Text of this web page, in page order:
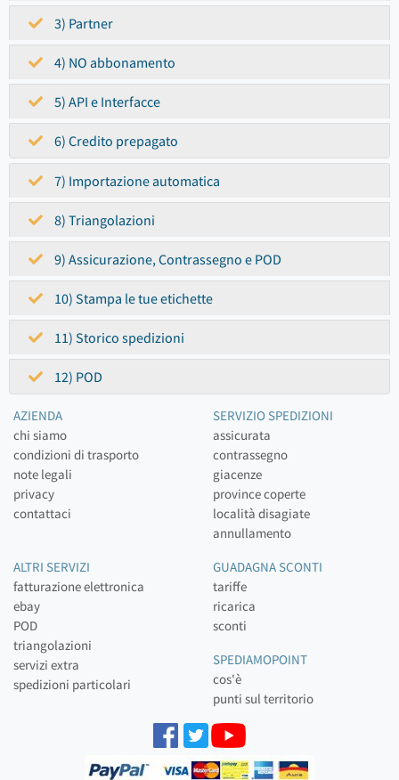
3) Partner
4) NO abbonamento
5) API e Interfacce
6) Credito prepagato
7) Importazione automatica
8) Triangolazioni
9) Assicurazione, Contrassegno e POD
10) Stampa le tue etichette
11) Storico spedizioni
12) POD
AZIENDA
chi siamo
condizioni di trasporto
note legali
privacy
contattaci
SERVIZIO SPEDIZIONI
assicurata
contrassegno
giacenze
province coperte
località disagiate
annullamento
ALTRI SERVIZI
fatturazione elettronica
ebay
POD
triangolazioni
servizi extra
spedizioni particolari
GUADAGNA SCONTI
tariffe
ricarica
sconti
SPEDIAMOPOINT
cos'è
punti sul territorio